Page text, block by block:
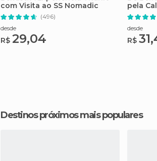
com Visita ao SS Nomadic
(496)
desde
R$ 29,04
pela
Game
desde
R$
Destinos próximos mais populares